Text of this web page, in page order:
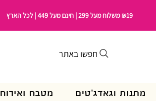
₪19 משלוח מעל 299 | חינם מעל 449 | לכל הארץ
מתנות וגאדג'טים מטבח ואירוח
חפשו באתר